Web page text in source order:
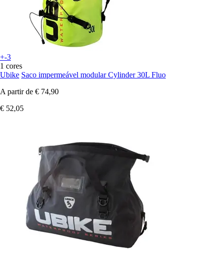
+-3
1 cores
Ubike Saco impermeável modular Cylinder 30L Fluo
A partir de € 74,90
€ 52,05